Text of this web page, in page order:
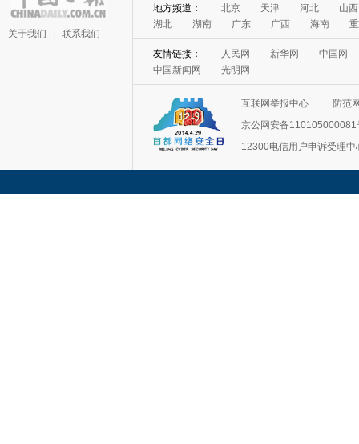
关于我们 联系我们
地方频道： 北京 天津 河北
山西
湖北
湖南 广东 广西 海南
友情链接： 人民网 新华网
中国网
中国新闻网
光明网
互联网举报中心
防范
京公网安备110105000081
12300电信用户申诉受理中